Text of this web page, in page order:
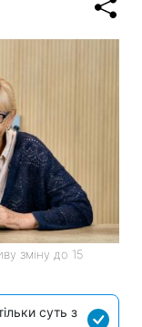
зміну до 15
суть з